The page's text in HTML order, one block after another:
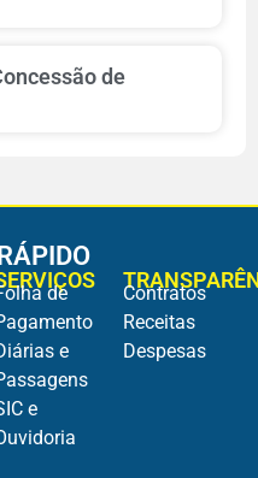
de
de
e
e
Contratos
Receitas
Despesas